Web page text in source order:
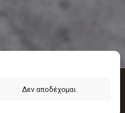
Δεν αποδέχομαι
Πολιτική απορρήτου